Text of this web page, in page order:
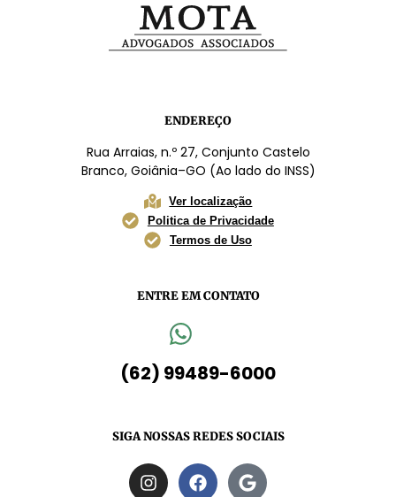
ENDEREÇO
Rua Arraias, n.º 27, Conjunto Castelo
Branco, Goiânia–GO (Ao lado do INSS)
Ver localização
Politica de Privacidade
Termos de Uso
ENTRE EM CONTATO
(62) 99489-6000
SIGA NOSSAS REDES SOCIAIS